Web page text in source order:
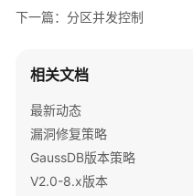
视
设
置
下一篇：分区并发控制
相关文档
最新动态
漏洞修复策略
GaussDB版本策略
V2.0-8.x版本